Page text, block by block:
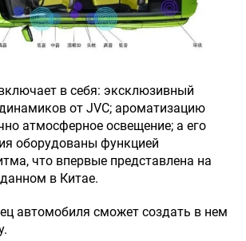
в себя: эксклюзивный
от JVC; ароматизацию
атмосферное освещение; а его
оборудованы функцией
что впервые представлена на
в Китае.
автомобиля сможет создать в нем